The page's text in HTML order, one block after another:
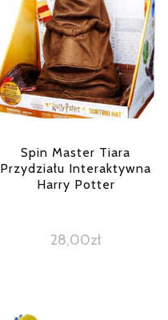
Spin Master Tiara
Przydziału Interaktywna
Harry Potter
28,00zł